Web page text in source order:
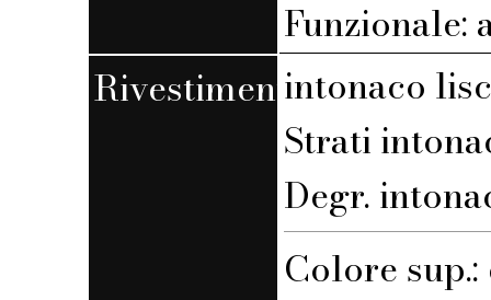
Funzionale:
Rivestimentointonaco
Strati
Degr.
Colore